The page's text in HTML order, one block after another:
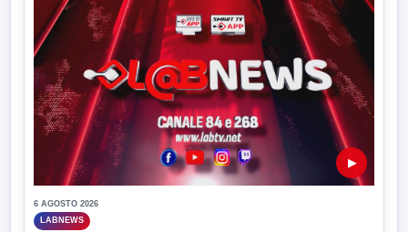
▶
6 AGOSTO 2026
LABNEWS